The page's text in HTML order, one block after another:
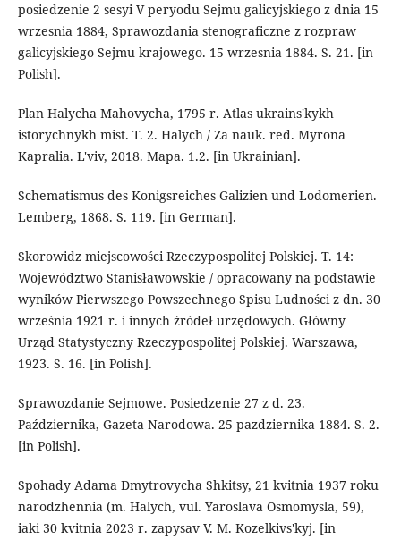
posiedzenie 2 sesyi V peryodu Sejmu galicyjskiego z dnia 15
wrzesnia 1884, Sprawozdania stenograficzne z rozpraw
galicyjskiego Sejmu krajowego. 15 wrzesnia 1884. S. 21. [in
Polish].
Plan Halycha Mahovycha, 1795 r. Atlas ukrains'kykh
istorychnykh mist. T. 2. Halych / Za nauk. red. Myrona
Kapralia. L'viv, 2018. Mapa. 1.2. [in Ukrainian].
Schematismus des Konigsreiches Galizien und Lodomerien.
Lemberg, 1868. S. 119. [in German].
Skorowidz miejscowości Rzeczypospolitej Polskiej. T. 14:
Województwo Stanisławowskie / opracowany na podstawie
wyników Pierwszego Powszechnego Spisu Ludności z dn. 30
września 1921 r. i innych źródeł urzędowych. Główny
Urząd Statystyczny Rzeczypospolitej Polskiej. Warszawa,
1923. S. 16. [in Polish].
Sprawozdanie Sejmowe. Posiedzenie 27 z d. 23.
Października, Gazeta Narodowa. 25 pazdziernika 1884. S. 2.
[in Polish].
Spohady Adama Dmytrovycha Shkitsy, 21 kvitnia 1937 roku
narodzhennia (m. Halych, vul. Yaroslava Osmomysla, 59),
iaki 30 kvitnia 2023 r. zapysav V. M. Kozelkivs'kyj. [in